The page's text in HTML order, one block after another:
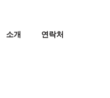
소개 연락처